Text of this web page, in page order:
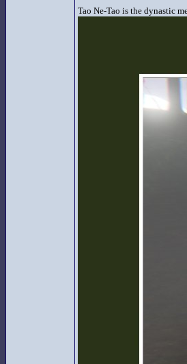
Tao Ne-Tao is the dynastic